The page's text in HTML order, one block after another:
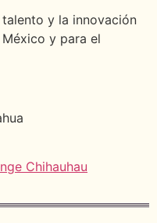
y la innovación
y para el
Chihauhau